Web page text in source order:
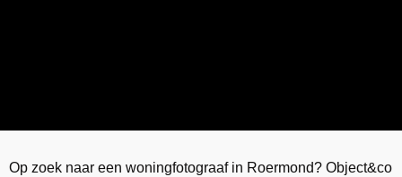
Op zoek naar een woningfotograaf in Roermond? Object&co